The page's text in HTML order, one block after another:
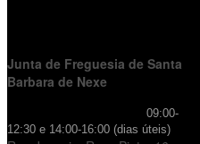
Junta de Freguesia de Santa
Barbara de Nexe
09:00-
12:30 e 14:00-16:00 (dias úteis)